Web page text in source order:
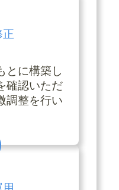
とに構築し
確認いただ
調整を行い